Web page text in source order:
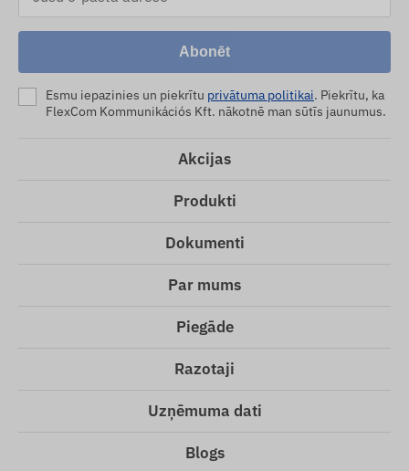
Abonēt
Esmu iepazinies un piekrītu privātuma politikai. Piekrītu, ka
FlexCom Kommunikációs Kft. nākotnē man sūtīs jaunumus.
Akcijas
Produkti
Dokumenti
Par mums
Piegāde
Razotaji
Uzņēmuma dati
Blogs